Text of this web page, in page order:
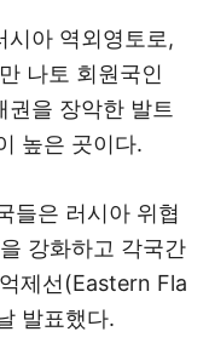
시아 역외영토로,
나토 회원국인
권을 장악한 발트
높은 곳이다.
들은 러시아 위협
강화하고 각국간
제선(Eastern Fla
발표했다.